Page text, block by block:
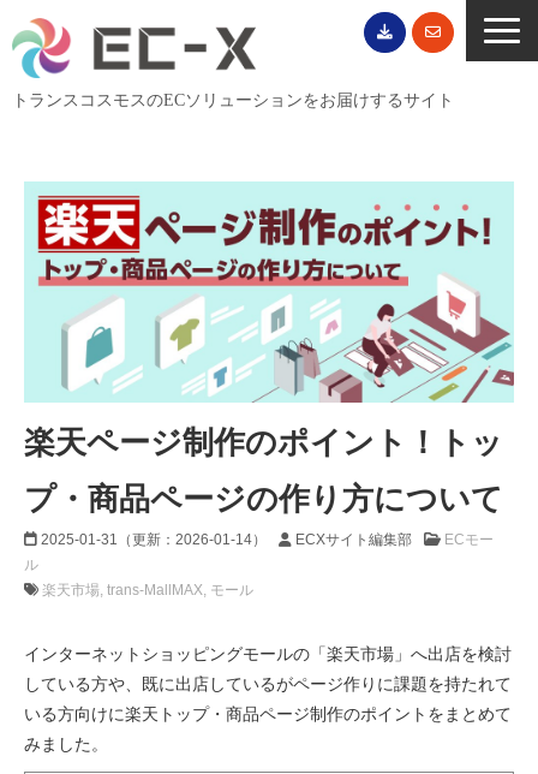
トランスコスモスのECソリューションをお届けするサイト
EC導入事例
ECブログ
無料セミナー
EC資料ダウンロード
会社概要
楽天ページ制作のポイント！トッ
プ・商品ページの作り方について
2025-01-31 （更新： 2026-01-14） ECXサイト編集部
ECモー
ル
楽天市場 trans-MallMAX モール
インターネットショッピングモールの「楽天市場」へ出店を検討
している方や、既に出店しているがページ作りに課題を持たれて
いる方向けに楽天トップ・商品ページ制作のポイントをまとめて
みました。